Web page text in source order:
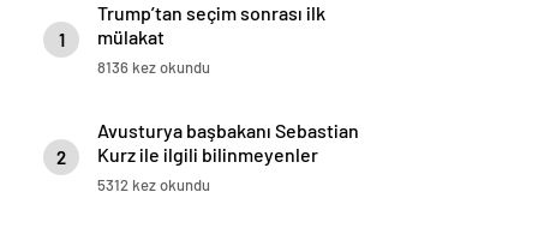
1
Trump’tan seçim sonrası ilk
mülakat
8136 kez okundu
2
Avusturya başbakanı Sebastian
Kurz ile ilgili bilinmeyenler
5312 kez okundu